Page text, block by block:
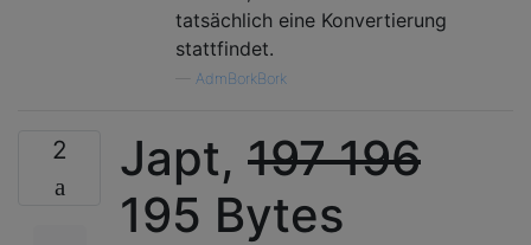
tatsächlich eine Konvertierung
stattfindet.
AdmBorkBork
2 Japt, 197196
195 Bytes